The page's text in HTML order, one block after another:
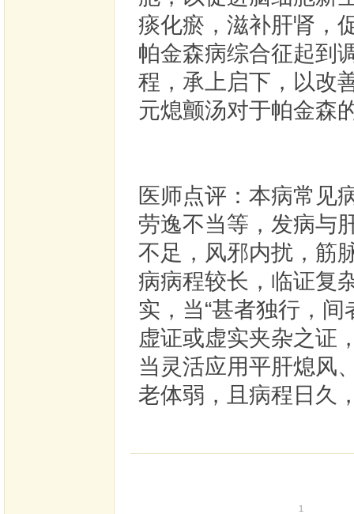
痰化瘀，滋补肝肾，
帕金森病综合征起到
程，承上启下，以改
元熄颤汤对于帕金森
医师点评：本病常见
劳逸不当等，发病与
不足，风邪内扰，筋
病病程较长，临证复
实，当“甚者独行，
虚证或虚实夹杂之证
当灵活应用平肝熄风
老体弱，且病程日久
1